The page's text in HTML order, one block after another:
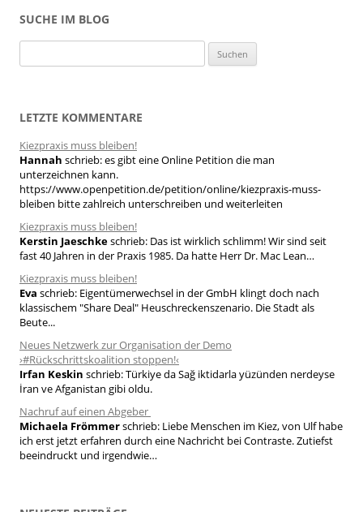
SUCHE IM BLOG
u
n
n
a
c
h
:
LETZTE KOMMENTARE
Kiezpraxis muss bleiben!
Hannah schrieb:es gibt eine Online Petition die man
unterzeichnen kann.
https://www.openpetition.de/petition/online/kiezpraxis-muss-
bleiben bitte zahlreich unterschreiben und weiterleiten
Kiezpraxis muss bleiben!
Kerstin Jaeschkeschrieb: Das ist wirklich schlimm! Wir sind seit
fast 40 Jahren in der Praxis 1985. Da hatte Herr Dr. Mac Lean…
Kiezpraxis muss bleiben!
Eva schrieb: Eigentümerwechsel in der GmbH klingt doch nach
klassischem "Share Deal" Heuschreckenszenario. Die Stadt als
Beute...
Neues Netzwerk zur Organisation der Demo
›#Rückschrittskoalition stoppen!‹
Irfan Keskin schrieb:Türkiye da Sağ iktidarla yüzünden nerdeyse
İran ve Afganistan gibi oldu.
Nachruf auf einen Abgeber
Michaela Frömmerschrieb: Liebe Menschen im Kiez, von Ulf habe
ich erst jetzt erfahren durch eine Nachricht bei Contraste. Zutiefst
beeindruckt und irgendwie…